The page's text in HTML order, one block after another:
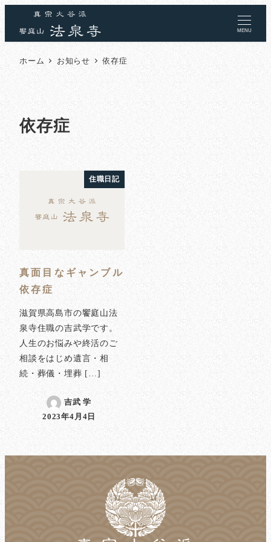
MENU
ホーム お知らせ 依存症
依存症
住職日記
真面目なギャンブル
依存症
滋賀県高島市の饗庭山法
泉寺住職の吉武学です。
人生のお悩みや終活のご
相談をはじめ遺言・相
続・葬儀・埋葬 […]
吉武 学
投稿日
2023年4月4日